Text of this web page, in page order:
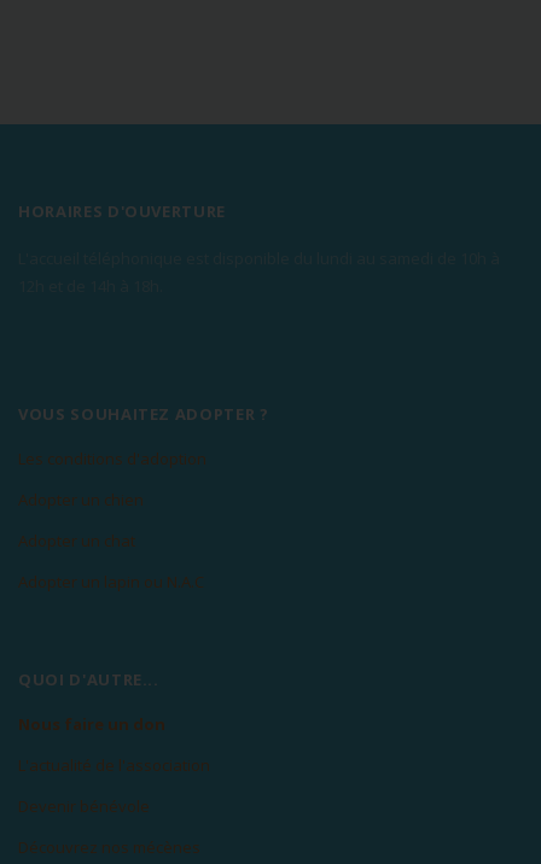
HORAIRES D'OUVERTURE
VOUS SOUHAITEZ ADOPTER ?
Les conditions d'adoption
Adopter un chien
Adopter un chat
Adopter un lapin ou N.A.C
QUOI D'AUTRE...
Nous faire un don
L'actualité de l'association
Devenir bénévole
Découvrez nos mécènes